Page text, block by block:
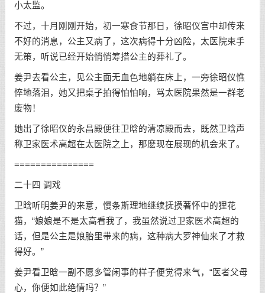
小太监。
不过，十月刚刚开始，初一寒食节那日，徐昭仪宫中却传来
不好的消息，公主又病了，这次病得十分凶险，太医院束手
无策，听说已经开始悄悄筹措公主的葬礼了。
姜尹去看公主，见公主面无血色地躺在床上，一旁徐昭仪憔
悴地落泪，她又把桌子拍得怕怕响，骂太医院果然是一群老
废物！
她出了徐昭仪的永昌殿便往卫晗的清凉殿而去，既然卫晗声
称卫家医术高超在太医院之上，那麽现在展现的机会来了。
===============
二十四 调戏
卫晗听明姜尹的来意，慢条斯理地继续抚摸著怀中的狸花
猫，“娘娘是不是太高看我了，我虽然说过卫家医术高超的
话，但是公主是娘胎里带来的病，这种病大罗神仙来了才救
得好。”
姜尹看卫晗一副不愿多管闲事的样子便觉得来气，“医者父母
心，你便如此绝情吗？”